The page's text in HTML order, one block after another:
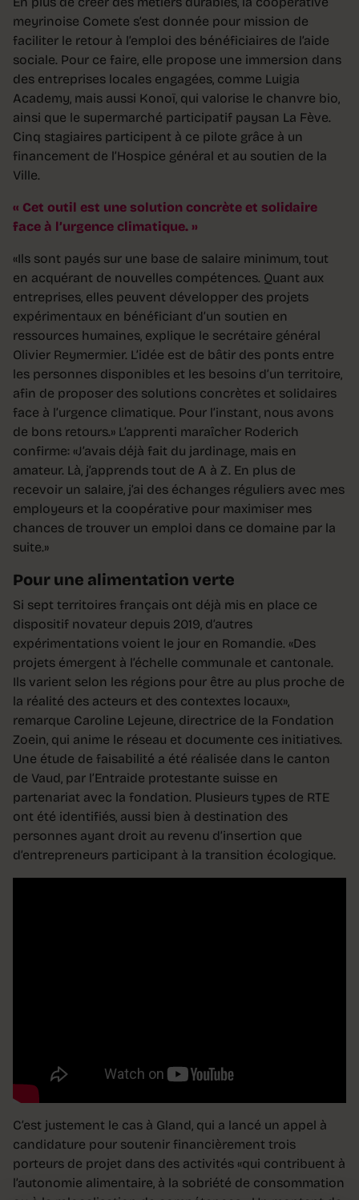
meyrinoise Comete s’est donnée pour mission de
faciliter le retour à l’emploi des bénéficiaires de l’aide
sociale. Pour ce faire, elle propose une immersion dans
des entreprises locales engagées, comme Luigia
Academy, mais aussi Konoï, qui valorise le chanvre bio,
ainsi que le supermarché participatif paysan La Fève.
Cinq stagiaires participent à ce pilote grâce à un
financement de l’Hospice général et au soutien de la
Ville.
Cet outil est une solution concrète et solidaire
face à l’urgence climatique.
«Ils sont payés sur une base de salaire minimum, tout
en acquérant de nouvelles compétences. Quant aux
entreprises, elles peuvent développer des projets
expérimentaux en bénéficiant d’un soutien en
ressources humaines, explique le secrétaire général
Olivier Reymermier. L’idée est de bâtir des ponts entre
les personnes disponibles et les besoins d’un territoire,
afin de proposer des solutions concrètes et solidaires
face à l’urgence climatique. Pour l’instant, nous avons
de bons retours.» L’apprenti maraîcher Roderich
confirme: «J’avais déjà fait du jardinage, mais en
amateur. Là, j’apprends tout de A à Z. En plus de
recevoir un salaire, j’ai des échanges réguliers avec mes
employeurs et la coopérative pour maximiser mes
chances de trouver un emploi dans ce domaine par la
suite.»
Pour une alimentation verte
Si sept territoires français ont déjà mis en place ce
dispositif novateur depuis 2019, d’autres
expérimentations voient le jour en Romandie. «Des
projets émergent à l’échelle communale et cantonale.
Ils varient selon les régions pour être au plus proche de
la réalité des acteurs et des contextes locaux»,
remarque Caroline Lejeune, directrice de la Fondation
Zoein, qui anime le réseau et documente ces initiatives.
Une étude de faisabilité a été réalisée dans le canton
de Vaud, par l’Entraide protestante suisse en
partenariat avec la fondation. Plusieurs types de RTE
ont été identifiés, aussi bien à destination des
personnes ayant droit au revenu d’insertion que
d’entrepreneurs participant à la transition écologique.
C’est justement le cas à Gland, qui a lancé un appel à
candidature pour soutenir financièrement trois
porteurs de projet dans des activités «qui contribuent à
l’autonomie alimentaire, à la sobriété de consommation